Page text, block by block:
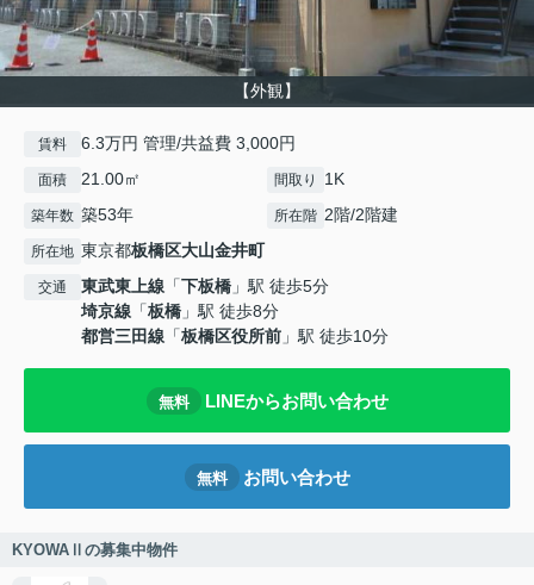
【外観】
賃料 6.3万円 管理/共益費 3,000円
面積 21.00㎡ 間取り 1K
築年数 築53年 所在階 2階/2階建
所在地 東京都板橋区大山金井町
交通 東武東上線 「下板橋 」駅 徒歩5分
埼京線 「板橋 」駅 徒歩8分
都営三田線 「板橋区役所前 」駅 徒歩10分
無料 LINEからお問い合わせ
無料 お問い合わせ
KYOWAⅡの募集中物件